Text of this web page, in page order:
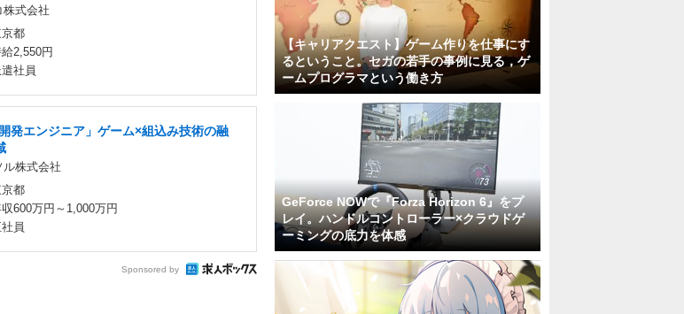
株式会社
都
給2,550円
社員
開発エンジニア」ゲーム×組込み技術の融
ル株式会社
都
600万円～1,000万円
員
Sponsored by
【キャリアクエスト】ゲーム作りを仕事にす
るということ。セガの若手の事例に見る，ゲ
ームプログラマという働き方
GeForce NOWで『Forza Horizon 6』をプ
レイ。ハンドルコントローラー×クラウドゲ
ーミングの底力を体感